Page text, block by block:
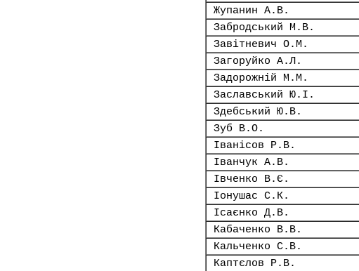
Жупанин А.В.
Забродський М.В.
Завітневич О.М.
Загоруйко А.Л.
Задорожній М.М.
Заславський Ю.І.
Здебський Ю.В.
Зуб В.О.
Іванісов Р.В.
Іванчук А.В.
Івченко В.Є.
Іонушас С.К.
Ісаєнко Д.В.
Кабаченко В.В.
Кальченко С.В.
Каптєлов Р.В.